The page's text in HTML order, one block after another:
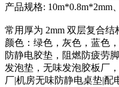
产品规格: 10m*0.8m*2mm
常用厚为 2mm 双层复合结
颜色：绿色，灰色，蓝色
防静电胶垫，阻燃防疲劳
发泡垫，无味发泡胶板厂
厂|机房无味防静电桌垫|配